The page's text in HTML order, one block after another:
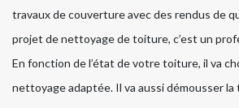
travaux de couverture avec des rendus de
projet de nettoyage de toiture, c’est un
En fonction de l’état de votre toiture, il va
nettoyage adaptée. Il va aussi démousser